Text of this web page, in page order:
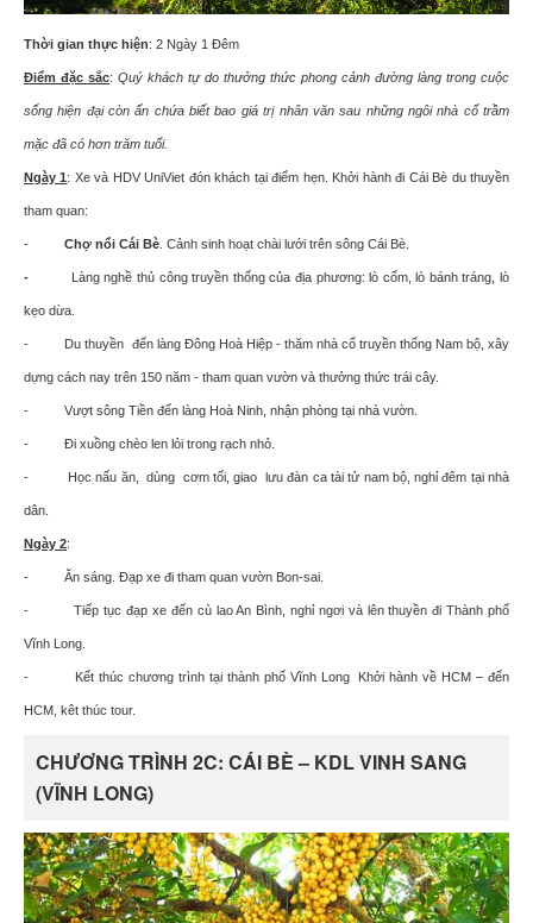
Thời gian thực hiện: 2 Ngày 1 Đêm
Điểm đặc sắc: Quý khách tự do thưởng thức phong cảnh đường làng trong cuộc
sống hiện đại còn ẩn chứa biết bao giá trị nhân văn sau những ngôi nhà cổ trầm
mặc đã có hơn trăm tuổi.
Ngày 1: Xe và HDV UniViet đón khách tại điểm hẹn. Khởi hành đi Cái Bè du thuyền
tham quan:
- Chợ nổi Cái Bè . Cảnh sinh hoạt chài lưới trên sông Cái Bè.
- Làng nghề thủ công truyền thống của địa phương: lò cốm, lò bánh tráng, lò
kẹo dừa.
- Du thuyền đến làng Ðông Hoà Hiệp - thăm nhà cổ truyền thống Nam bộ, xây
dựng cách nay trên 150 năm - tham quan vườn và thưởng thức trái cây.
- Vượt sông Tiền đến làng Hoà Ninh, nhận phòng tại nhà vườn.
- Đi xuồng chèo len lỏi trong rạch nhỏ.
- Học nấu ăn, dùng cơm tối, giao lưu đàn ca tài tử nam bộ, nghỉ đêm tại nhà
dân.
Ngày 2:
- Ăn sáng. Ðạp xe đi tham quan vườn Bon-sai.
- Tiếp tục đạp xe đến cù lao An Bình, nghỉ ngơi và lên thuyền đi Thành phố
Vĩnh Long.
- Kết thúc chương trình tại thành phố Vĩnh Long Khởi hành về HCM – đến
HCM, kêt thúc tour.
CHƯƠNG TRÌNH 2C: CÁI BÈ – KDL VINH SANG
(VĨNH LONG)